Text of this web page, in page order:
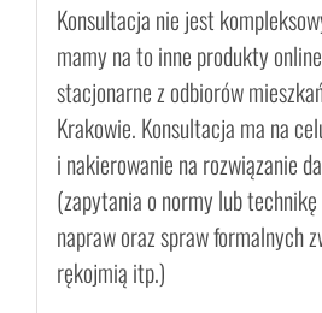
Konsultacja nie jest
mamy na to inne produkty
stacjonarne z odbiorów
Krakowie. Konsultacja ma na
i nakierowanie na rozwiązanie
(zapytania o normy lub
napraw oraz spraw formalnych
rękojmią itp.)